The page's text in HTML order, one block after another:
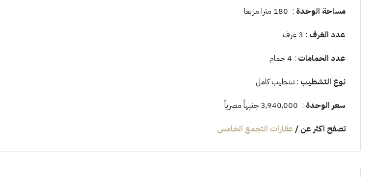
مساحة الوحدة : 180 مترا مربعا
عدد الغرف : 3 غرف
عدد الحمامات : 4 حمام
نوع التشطيب : تشطيب كامل
سعر الوحدة : 3,940,000 جنيهاً مصرياً
تصفح اكثر عن / عقارات التجمع الخامس